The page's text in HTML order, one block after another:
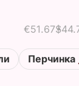
€51.67
Перчинка